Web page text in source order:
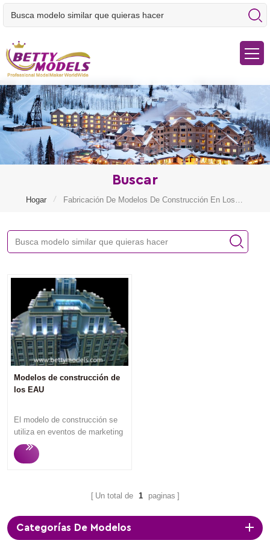
Buscar
Hogar /
Modelos de construcción de
los EAU
El modelo de construcción se
utiliza en eventos de marketing
o se exhibe en la oficina de
ventas de bienes raíces para
que los espectadores pueden
una vez que miran los
modelos de construcción .
Un total de 1 paginas
Categorías De Modelos